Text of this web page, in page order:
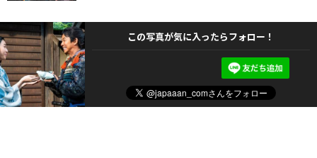
この写真が気に入ったらフォロー！